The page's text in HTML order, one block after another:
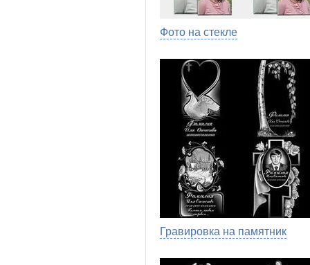
Фото на стекле
Гравировка на памятник